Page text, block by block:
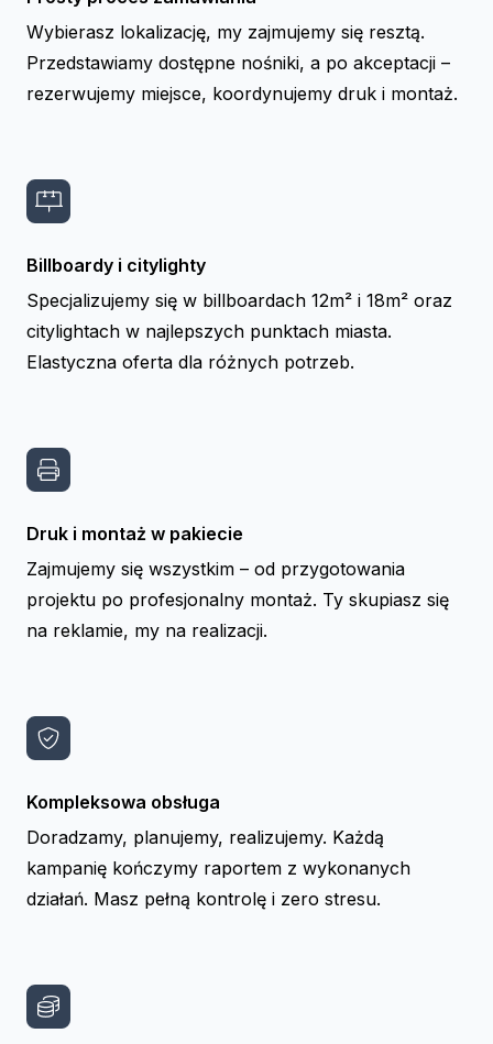
Wybierasz lokalizację, my zajmujemy się resztą.
Przedstawiamy dostępne nośniki, a po akceptacji –
rezerwujemy miejsce, koordynujemy druk i montaż.
Billboardy i citylighty
Specjalizujemy się w billboardach 12m² i 18m² oraz
citylightach w najlepszych punktach miasta.
Elastyczna oferta dla różnych potrzeb.
Druk i montaż w pakiecie
Zajmujemy się wszystkim – od przygotowania
projektu po profesjonalny montaż. Ty skupiasz się
na reklamie, my na realizacji.
Kompleksowa obsługa
Doradzamy, planujemy, realizujemy. Każdą
kampanię kończymy raportem z wykonanych
działań. Masz pełną kontrolę i zero stresu.